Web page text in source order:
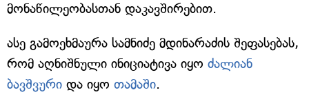
მონაწილეობასთან დაკავშირებით.
ასე გამოეხმაურა სამნიძე მდინარაძის შეფასებას,
რომ აღნიშნული ინიციატივა იყო ძალიან
ბავშვური და იყო თამაში.